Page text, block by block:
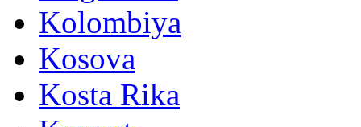
Kolombiya
Kosova
Kosta Rika